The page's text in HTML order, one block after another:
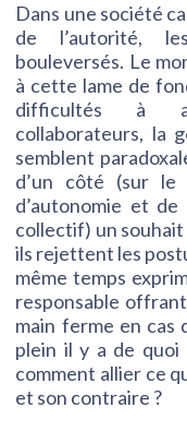
Dans une société
de l’autorité,
bouleversés. Le
à cette lame de
difficultés à
collaborateurs, la
semblent
d’un côté (sur
d’autonomie et
collectif) un
ils rejettent les
même temps
responsable
main ferme en
plein il y a de quoi
comment allier ce
et son contraire ?